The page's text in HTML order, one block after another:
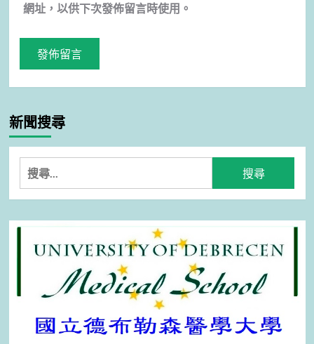
網址，以供下次發佈留言時使用。
新聞搜尋
搜
尋
關
鍵